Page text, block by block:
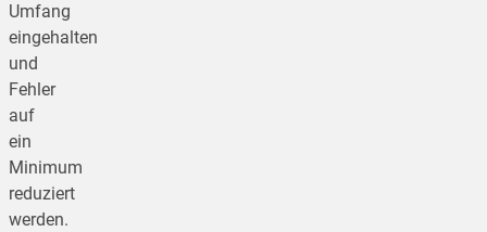
Umfang
eingehalten
und
Fehler
auf
ein
Minimum
reduziert
werden.